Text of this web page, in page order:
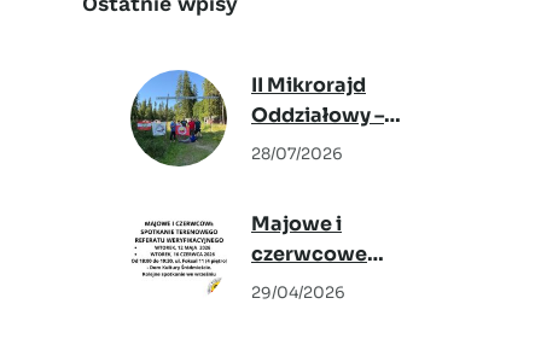
c
II Mikrorajd
Oddziałowy –
Podwilk 2026
28/07/2026
Majowe i
czerwcowe
spotkanie
29/04/2026